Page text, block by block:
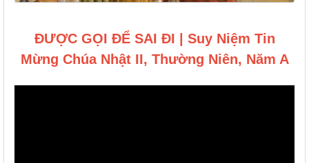
ĐƯỢC GỌI ĐỂ SAI ĐI | Suy Niệm Tin
Mừng Chúa Nhật II, Thường Niên, Năm A